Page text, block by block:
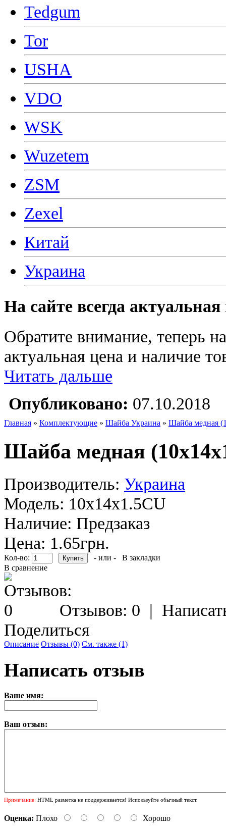
Tedgum
Tor
USHA
VDO
WSK
Wuzetem
ZSM
Zexel
Китай
Украина
На сайте всегда
Обратите внимание, теперь
актуальная цена и наличие
Читать дальше
Опубликовано: 07.10.2018
Главная » Комплектующие » Шайба Украина » Шайба медная
Шайба медная
Производитель: Украина
Модель: 10х14х1.5CU
Наличие: Предзаказ
Цена: 1.65грн.
Кол-во: - или -
В закладки
В сравнение
Отзывов: 0 |
Поделиться
Описание Отзывы (0) См. также (1)
Написать отзыв
Ваше имя:
Ваш отзыв:
Примечание: HTML разметка не поддерживается! Используйте обычный текст.
Оценка: Плохо Хорошо